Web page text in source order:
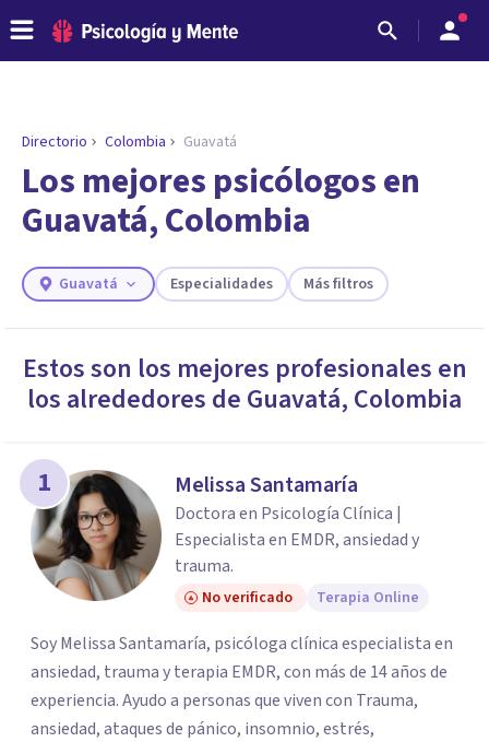
ENCONTRAR MI TERAPEUTA
¿Necesitas ayuda para encontrar el
Responde a unas breves preguntas y te ofreceremos
los profesionales que más se ajustan a tus
necesidades.
Responder cuestionario
Directorio Colombia Guavatá
Los mejores psicólogos en
Guavatá, Colombia
Guavatá Especialidades Más filtros
Estos son los mejores profesionales en
los alrededores de Guavatá, Colombia
1 Melissa Santamaría
Doctora en Psicología Clínica |
Especialista en EMDR, ansiedad y
trauma.
No verificado Terapia Online
Soy Melissa Santamaría, psicóloga clínica especialista en
ansiedad, trauma y terapia EMDR, con más de 14 años de
experiencia. Ayudo a personas que viven con Trauma,
ansiedad, ataques de pánico, insomnio, estrés,